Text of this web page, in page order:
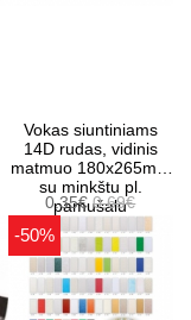
Vokas siuntiniams
14D rudas, vidinis
matmuo 180x265mm
su minkštu pl.
pamušalu
0.35€0.69€
-50%